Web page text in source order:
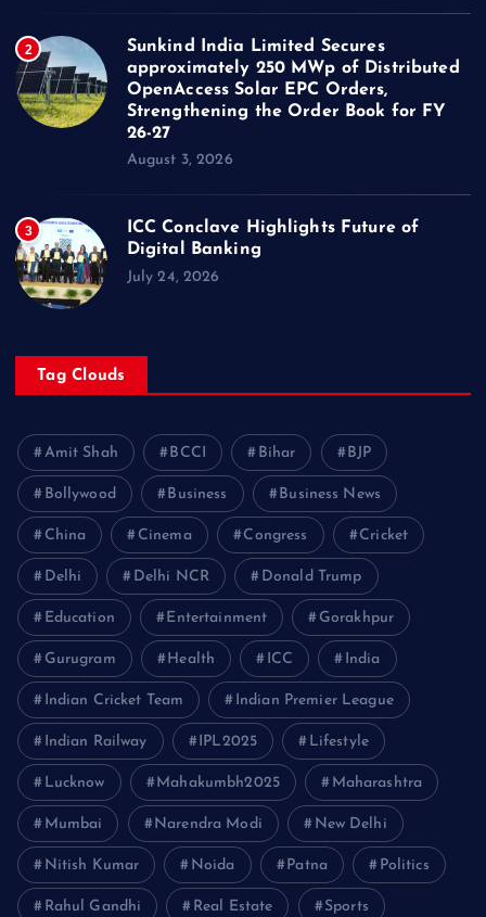
2
Sunkind India Limited Secures
approximately 250 MWp of Distributed
OpenAccess Solar EPC Orders,
Strengthening the Order Book for FY
26-27
August 3, 2026
3
ICC Conclave Highlights Future of
Digital Banking
July 24, 2026
Tag Clouds
Amit Shah BCCI Bihar BJP
Bollywood Business Business News
China Cinema Congress Cricket
Delhi Delhi NCR Donald Trump
Education Entertainment Gorakhpur
Gurugram Health ICC India
Indian Cricket Team Indian Premier League
Indian Railway IPL2025 Lifestyle
Lucknow Mahakumbh2025 Maharashtra
Mumbai Narendra Modi New Delhi
Nitish Kumar Noida Patna Politics
Rahul Gandhi Real Estate Sports